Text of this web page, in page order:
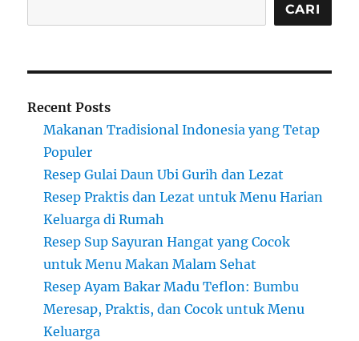
CARI
Recent Posts
Makanan Tradisional Indonesia yang Tetap
Populer
Resep Gulai Daun Ubi Gurih dan Lezat
Resep Praktis dan Lezat untuk Menu Harian
Keluarga di Rumah
Resep Sup Sayuran Hangat yang Cocok
untuk Menu Makan Malam Sehat
Resep Ayam Bakar Madu Teflon: Bumbu
Meresap, Praktis, dan Cocok untuk Menu
Keluarga